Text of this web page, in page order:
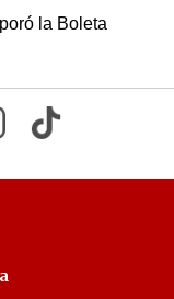
la Boleta